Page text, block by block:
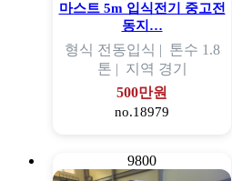
마스트 5m 입식전기 중고전
동지…
형식 전동입식 | 톤수 1.8
톤 | 지역 경기
500만원
no.18979
9800